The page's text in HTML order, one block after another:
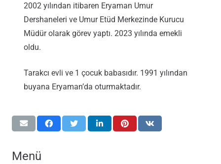
2002 yılından itibaren Eryaman Umur
Dershaneleri ve Umur Etüd Merkezinde Kurucu
Müdür olarak görev yaptı. 2023 yılında emekli
oldu.
Tarakcı evli ve 1 çocuk babasıdır. 1991 yılından
buyana Eryaman’da oturmaktadır.
Menü